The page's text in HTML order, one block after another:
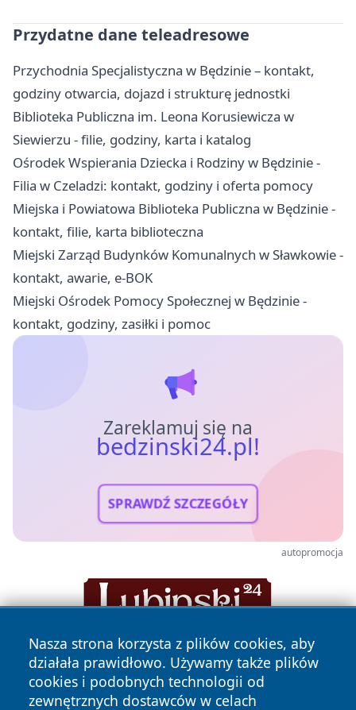
Przydatne dane teleadresowe
Przychodnia Specjalistyczna w Będzinie – kontakt,
godziny otwarcia, dojazd i strukturę jednostki
Biblioteka Publiczna im. Leona Korusiewicza w
Siewierzu - filie, godziny, karta i katalog
Ośrodek Wspierania Dziecka i Rodziny w Będzinie -
Filia w Czeladzi: kontakt, godziny i oferta pomocy
Miejska i Powiatowa Biblioteka Publiczna w Będzinie -
kontakt, filie, karta biblioteczna
Miejski Zarząd Budynków Komunalnych w Sławkowie -
kontakt, awarie, e-BOK
Miejski Ośrodek Pomocy Społecznej w Będzinie -
kontakt, godziny, zasiłki i pomoc
Zareklamuj się na
bedzinski24.pl!
SPRAWDŹ SZCZEGÓŁY
autopromocja
Nasza strona korzysta z plików cookies, aby
działała prawidłowo. Używamy także plików
cookies i podobnych technologii od
zewnętrznych dostawców w celach